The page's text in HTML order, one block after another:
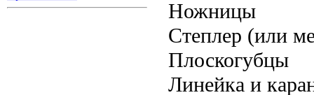
Ножницы
Степлер (или
Плоскогубцы
Линейка и